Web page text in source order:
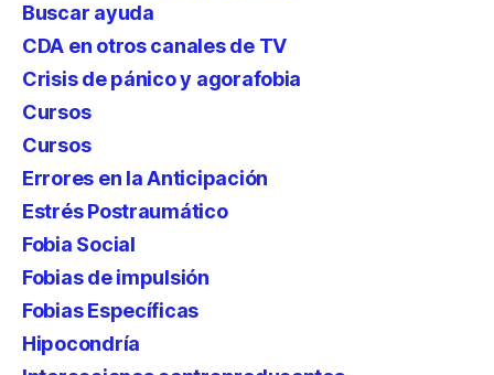
Buscar ayuda
CDA en otros canales de TV
Crisis de pánico y agorafobia
Cursos
Cursos
Errores en la Anticipación
Estrés Postraumático
Fobia Social
Fobias de impulsión
Fobias Específicas
Hipocondría